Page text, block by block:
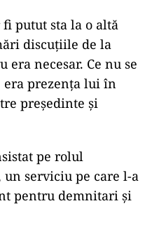
putut sta la o altă
discuțiile de la
era necesar. Ce nu se
era prezența lui în
președinte și
pe rolul
serviciu pe care l-a
pentru demnitari și